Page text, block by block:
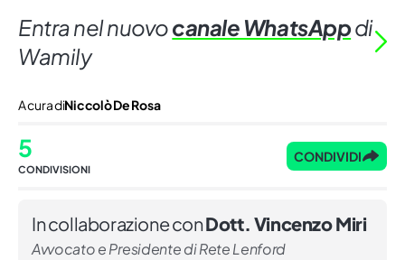
Entra nel nuovocanale WhatsAppdi
Wamily
A cura diNiccolò De Rosa
5
CONDIVISIONI
CONDIVIDI
In collaborazione conDott. Vincenzo Miri
Avvocato e Presidente di Rete Lenford